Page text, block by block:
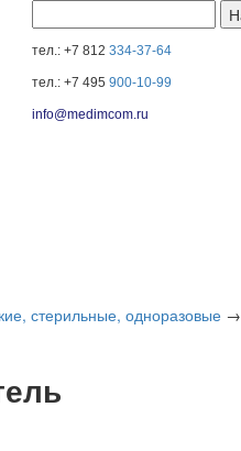
тел.: +7 812 334-37-64
тел.: +7 495 900-10-99
info@medimcom.ru
стерильные, одноразовые →